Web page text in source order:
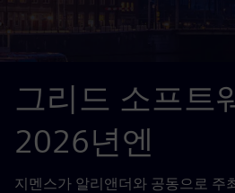
그리드 소프트
2026년엔
지멘스가 알리앤더와 공동으로 주